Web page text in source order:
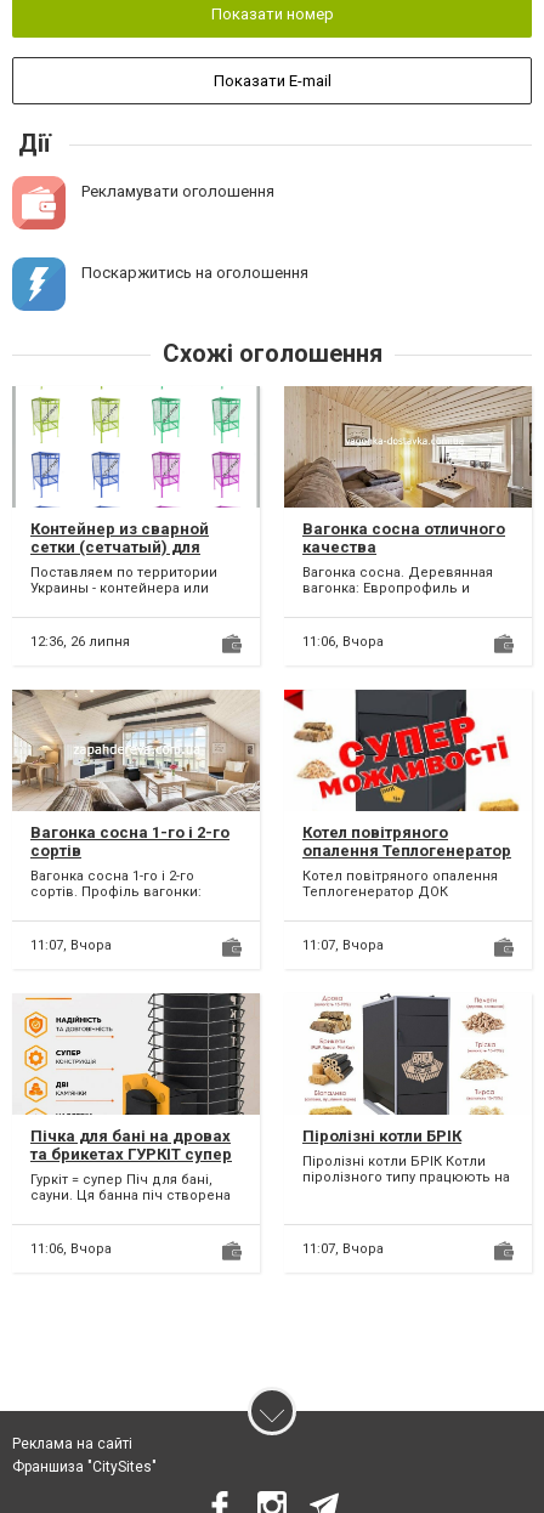
Показати номер
Показати E-mail
Дії
Рекламувати оголошення
Поскаржитись на оголошення
Схожі оголошення
Контейнер из сварной
сетки (сетчатый) для
пластиковой Пэт бутылки.
Поставляем по территории
Украины - контейнера или
раздельного сбора,
сортировки,...
12:36, 26 липня
Вагонка сосна отличного
качества
Вагонка сосна. Деревянная
вагонка: Европрофиль и
Вагонка сосна отлично...
11:06, Вчора
Вагонка сосна 1-го і 2-го
сортів
Вагонка сосна 1-го і 2-го
сортів. Профіль вагонки:
Цілісна, не клеєна -...
11:07, Вчора
Котел повітряного
опалення Теплогенератор
ДОК
Котел повітряного опалення
Теплогенератор ДОК
Модельний ряд від 50
кіловат...
11:07, Вчора
Пічка для бані на дровах
та брикетах ГУРКІТ супер
піч
Гуркіт = супер Піч для бані,
сауни. Ця банна піч створена
баню. Т...
11:06, Вчора
Піролізні котли БРІК
Піролізні котли БРІК Котли
піролізного типу працюють на
11:07, Вчора
Реклама на сайті
Франшиза "CitySites"